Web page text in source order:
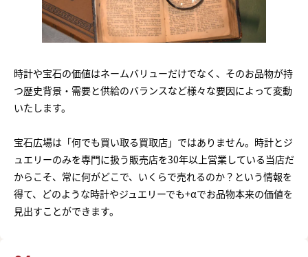
時計や宝石の価値はネームバリューだけでなく、そのお品物が持
つ歴史背景・需要と供給のバランスなど様々な要因によって変動
いたします。
宝石広場は「何でも買い取る買取店」ではありません。時計とジ
ュエリーのみを専門に扱う販売店を30年以上営業している当店だ
からこそ、常に何がどこで、いくらで売れるのか？という情報を
得て、どのような時計やジュエリーでも+αでお品物本来の価値を
見出すことができます。